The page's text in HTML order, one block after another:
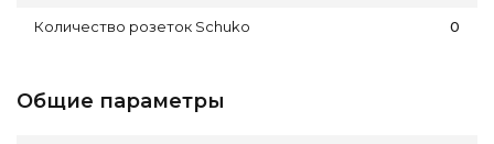
Количество розеток Schuko 0
Общие параметры